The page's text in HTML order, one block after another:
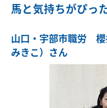
馬と気持ちがぴっ
山口・宇部市職労
みきこ）さん